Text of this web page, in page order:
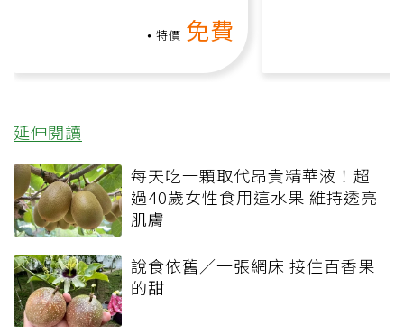
特價 免費
延伸閱讀
每天吃一顆取代昂貴精華液！超
過40歲女性食用這水果 維持透亮
肌膚
說食依舊／一張網床 接住百香果
的甜